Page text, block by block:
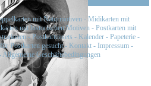
mit Naturmotiven - Midikarten mit
mit historischen Motiven- Postkarten mit
-Postkartensets - Kalender - Papeterie -
Postkarten gesucht- Kontakt - Impressum -
Allgemeine Geschäftsbedingungen